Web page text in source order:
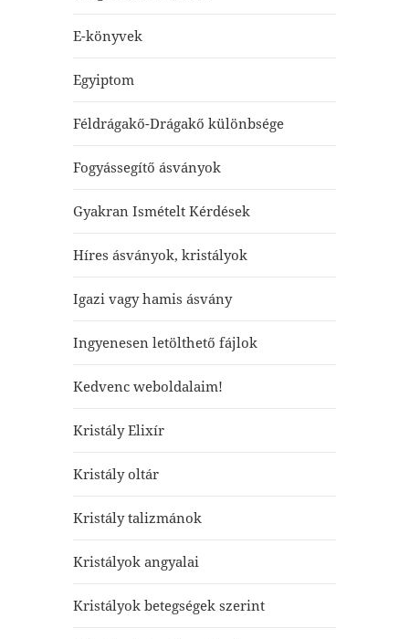
E-könyvek
Egyiptom
Féldrágakő-Drágakő különbsége
Fogyássegítő ásványok
Gyakran Ismételt Kérdések
Híres ásványok, kristályok
Igazi vagy hamis ásvány
Ingyenesen letölthető fájlok
Kedvenc weboldalaim!
Kristály Elixír
Kristály oltár
Kristály talizmánok
Kristályok angyalai
Kristályok betegségek szerint